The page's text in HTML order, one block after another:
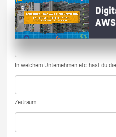
Beschreibung der Tätigkeit *
In welchem Unternehmen etc. hast du
Zeitraum
AWS